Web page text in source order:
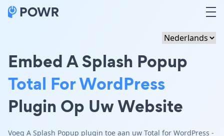
Embed A Splash Popup
Total For WordPress
Plugin Op Uw Website
Voeg A Splash Popup plugin toe aan uw Total for WordPress -